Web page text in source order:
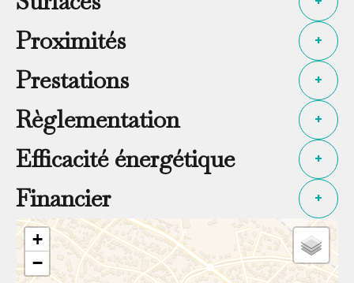
Proximités +
Prestations +
Règlementation +
Efficacité énergétique +
Financier +
+
−